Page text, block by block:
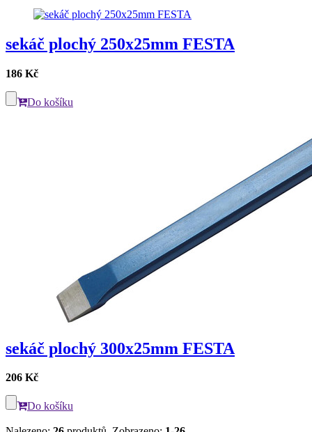
sekáč plochý 250x25mm FESTA
186 Kč
Do košíku
sekáč plochý 300x25mm FESTA
206 Kč
Do košíku